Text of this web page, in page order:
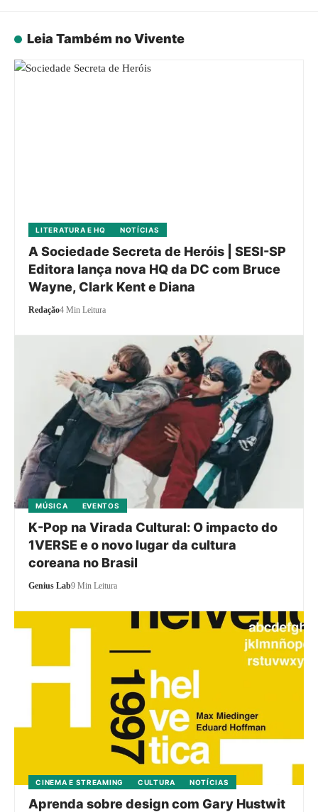
Leia Também no Vivente
LITERATURA E HQ NOTÍCIAS
A Sociedade Secreta de Heróis | SESI-SP
Editora lança nova HQ da DC com Bruce
Wayne, Clark Kent e Diana
Redação4 Min Leitura
MÚSICA EVENTOS
K-Pop na Virada Cultural: O impacto do
1VERSE e o novo lugar da cultura
coreana no Brasil
Genius Lab9 Min Leitura
CINEMA E STREAMING CULTURA NOTÍCIAS
Aprenda sobre design com Gary Hustwit